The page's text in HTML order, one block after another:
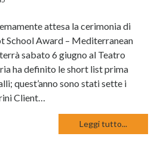
attesa la cerimonia di
School Award – Mediterranean
sabato 6 giugno al Teatro
ha definito le short list prima
quest’anno sono stati sette i
Client…
Leggi tutto...